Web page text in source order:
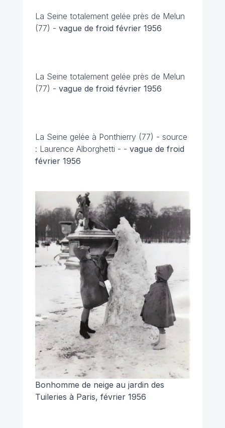
La Seine totalement gelée près de Melun
(77) - vague de froid février 1956
La Seine totalement gelée près de Melun
(77) - vague de froid février 1956
La Seine gelée à Ponthierry (77) - source
: Laurence Alborghetti - - vague de froid
février 1956
Bonhomme de neige au jardin des
Tuileries à Paris, février 1956